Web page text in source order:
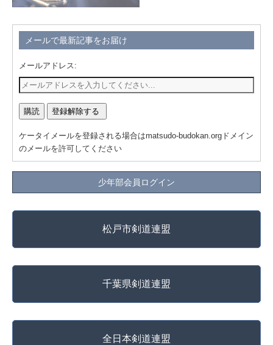
メールで最新記事をお届け
メールアドレス:
ケータイメールを登録される場合はmatsudo-budokan.orgドメイン
のメールを許可してください
少年部会員ログイン
松戸市剣道連盟
千葉県剣道連盟
全日本剣道連盟